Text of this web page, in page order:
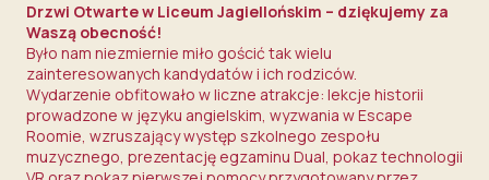
Drzwi Otwarte w Liceum Jagiellońskim – dziękujemy za
Waszą obecność!
Było nam niezmiernie miło gościć tak wielu
zainteresowanych kandydatów i ich rodziców.
Wydarzenie obfitowało w liczne atrakcje: lekcje historii
prowadzone w języku angielskim, wyzwania w Escape
Roomie, wzruszający występ szkolnego zespołu
muzycznego, prezentację egzaminu Dual, pokaz technologii